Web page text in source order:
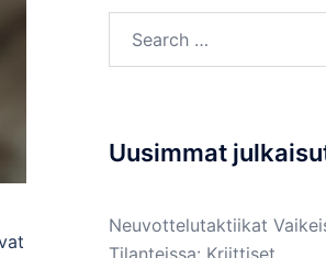
Uusimmat
Neuvottelutaktiikat
Tilanteissa: Kriittiset